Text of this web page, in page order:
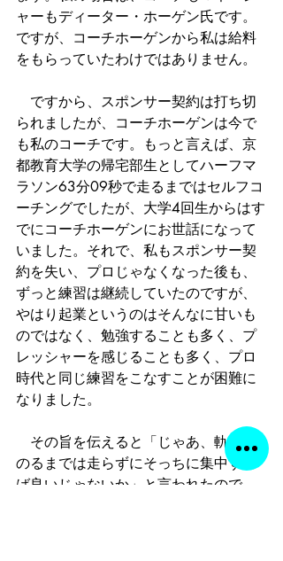
ャーもディーター・ホーゲン氏です。
ですが、コーチホーゲンから私は給料
をもらっていたわけではありません。
ですから、スポンサー契約は打ち切
られましたが、コーチホーゲンは今で
も私のコーチです。もっと言えば、京
都教育大学の帰宅部生としてハーフマ
ラソン63分09秒で走るまではセルフコ
ーチングでしたが、大学4回生からはす
でにコーチホーゲンにお世話になって
いました。それで、私もスポンサー契
約を失い、プロじゃなくなった後も、
ずっと練習は継続していたのですが、
やはり起業というのはそんなに甘いも
のではなく、勉強することも多く、プ
レッシャーを感じることも多く、プロ
時代と同じ練習をこなすことが困難に
なりました。
その旨を伝えると「じゃあ、軌道に
のるまでは走らずにそっちに集中すれ
ば良いじゃないか」と言われたので、